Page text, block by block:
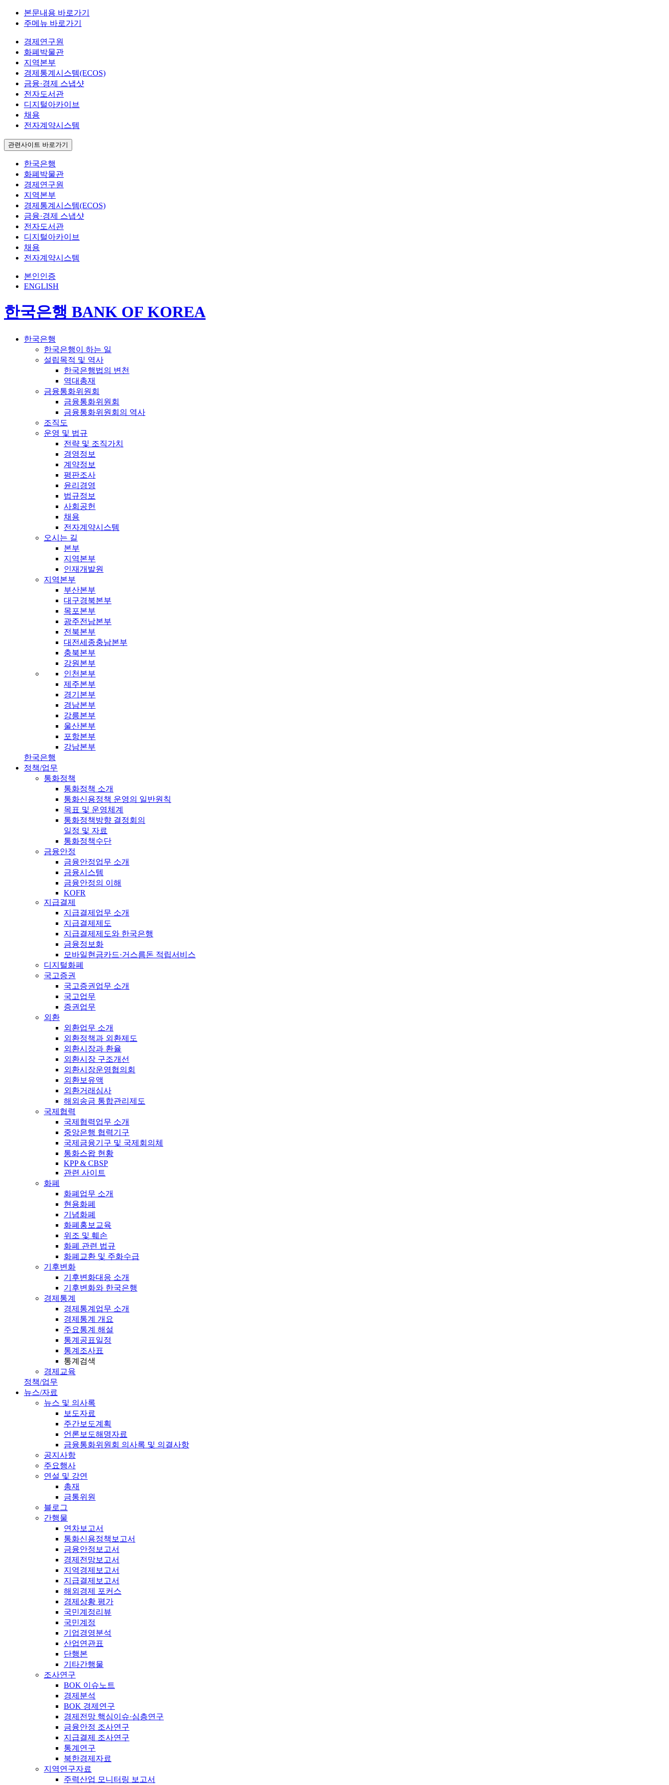
본문내용 바로가기
주메뉴 바로가기
경제연구원
화폐박물관
지역본부
경제통계시스템(ECOS)
금융·경제 스냅샷
전자도서관
디지털아카이브
채용
전자계약시스템
관련사이트 바로가기
한국은행
화폐박물관
경제연구원
지역본부
경제통계시스템(ECOS)
금융·경제 스냅샷
전자도서관
디지털아카이브
채용
전자계약시스템
본인인증
ENGLISH
한국은행 BANK OF KOREA
한국은행
한국은행이 하는 일
설립목적 및 역사
한국은행법의 변천
역대총재
금융통화위원회
금융통화위원회
금융통화위원회의 역사
조직도
운영 및 법규
전략 및 조직가치
경영정보
계약정보
평판조사
윤리경영
법규정보
사회공헌
채용
전자계약시스템
오시는 길
본부
지역본부
인재개발원
지역본부
부산본부
대구경북본부
목포본부
광주전남본부
전북본부
대전세종충남본부
충북본부
강원본부
인천본부
제주본부
경기본부
경남본부
강릉본부
울산본부
포항본부
강남본부
한국은행
정책/업무
통화정책
통화정책 소개
통화신용정책 운영의 일반원칙
목표 및 운영체계
통화정책방향 결정회의
일정 및 자료
통화정책수단
금융안정
금융안정업무 소개
금융시스템
금융안정의 이해
KOFR
지급결제
지급결제업무 소개
지급결제제도
지급결제제도와 한국은행
금융정보화
모바일현금카드·거스름돈 적립서비스
디지털화폐
국고증권
국고증권업무 소개
국고업무
증권업무
외환
외환업무 소개
외환정책과 외환제도
외환시장과 환율
외환시장 구조개선
외환시장운영협의회
외환보유액
외환거래심사
해외송금 통합관리제도
국제협력
국제협력업무 소개
중앙은행 협력기구
국제금융기구 및 국제회의체
통화스왑 현황
KPP & CBSP
관련 사이트
화폐
화폐업무 소개
현용화폐
기념화폐
화폐홍보교육
위조 및 훼손
화폐 관련 법규
화폐교환 및 주화수급
기후변화
기후변화대응 소개
기후변화와 한국은행
경제통계
경제통계업무 소개
경제통계 개요
주요통계 해설
통계공표일정
통계조사표
통계검색
경제교육
정책/업무
뉴스/자료
뉴스 및 의사록
보도자료
주간보도계획
언론보도해명자료
금융통화위원회 의사록 및 의결사항
공지사항
주요행사
연설 및 강연
총재
금통위원
블로그
간행물
연차보고서
통화신용정책보고서
금융안정보고서
경제전망보고서
지역경제보고서
지급결제보고서
해외경제 포커스
경제상황 평가
국민계정리뷰
국민계정
기업경영분석
산업연관표
단행본
기타간행물
조사연구
BOK 이슈노트
경제분석
BOK 경제연구
경제전망 핵심이슈·심층연구
금융안정 조사연구
지급결제 조사연구
통계연구
북한경제자료
지역연구자료
주력산업 모니터링 보고서